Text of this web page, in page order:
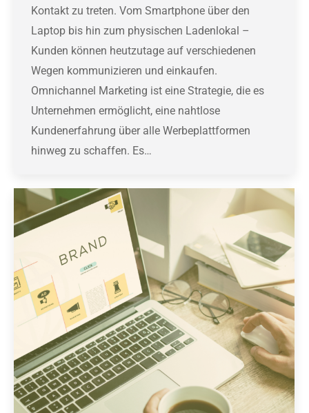
Kontakt zu treten. Vom Smartphone über den
Laptop bis hin zum physischen Ladenlokal –
Kunden können heutzutage auf verschiedenen
Wegen kommunizieren und einkaufen.
Omnichannel Marketing ist eine Strategie, die es
Unternehmen ermöglicht, eine nahtlose
Kundenerfahrung über alle Werbeplattformen
hinweg zu schaffen. Es…